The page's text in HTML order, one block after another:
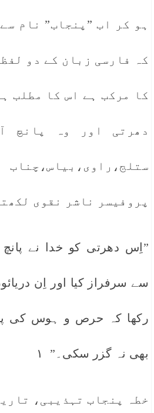
ہو کر اب ”پنجاب” نام
کہ فارسی زبان کے دو
کا مرکب ہے اس کا مطلب
دھرتی اور وہ پانچ
پروفیسر ناشر نقوی
”اِس دھرتی کو خدا نے پانچ
سے سرفراز کیا اور اِن
رکھا کہ حرص و ہوس کی
بھی نہ گزر سکی۔” ١
خطہ پنجاب تہذیبی،